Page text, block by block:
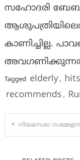
സഹോദരി
കാണിച്ചില്ല.
Tagged elderly, hits
recommends ,
Post
നിയമസഭാ സമ്മേളനം നാളെ മുതൽ; പൊലീസിനെതിരെ ഉയർന്ന പരാതികൾ ഉയർത്തിക്കാട്ടാൻ പ്രതിപക്ഷം; രാഹുൽ